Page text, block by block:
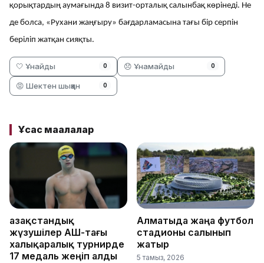
қорықтардың аумағында 8 визит-орталық салынбақ көрінеді. Не
де болса, «Рухани жаңғыру» бағдарламасына тағы бір серпін
беріліп жатқан сияқты.
🤍 Ұнайды 0 😞 Ұнамайды 0
😡 Шектен шыққан 0
Ұқсас мақалалар
Қазақстандық
жүзушілер АҚШ-тағы
халықаралық турнирде
17 медаль жеңіп алды
Алматыда жаңа футбол
стадионы салынып
жатыр
5 тамыз, 2026